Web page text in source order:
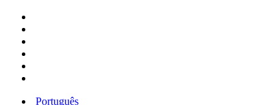
Português